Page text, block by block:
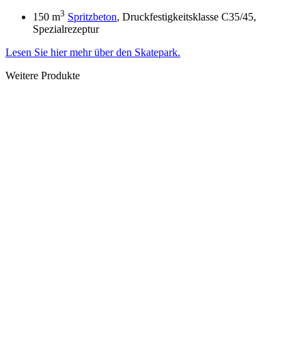
150 m3 Spritzbeton, Druckfestigkeitsklasse C35/45,
Spezialrezeptur
Lesen Sie hier mehr über den Skatepark.
Weitere Produkte